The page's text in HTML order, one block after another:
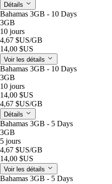
Détails
Bahamas 3GB - 10 Days
3GB
10 jours
4,67 $US/GB
14,00 $US
Voir les détails
Bahamas 3GB - 10 Days
3GB
10 jours
14,00 $US
4,67 $US/GB
Détails
Bahamas 3GB - 5 Days
3GB
5 jours
4,67 $US/GB
14,00 $US
Voir les détails
Bahamas 3GB - 5 Days